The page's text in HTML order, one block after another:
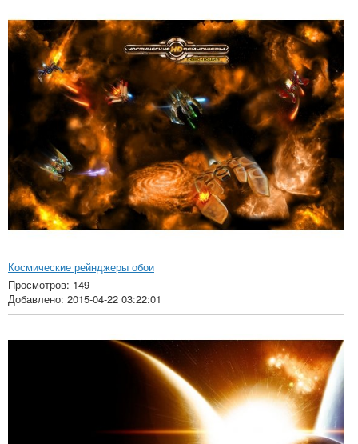
Космические рейнджеры обои
Просмотров: 149
Добавлено: 2015-04-22 03:22:01